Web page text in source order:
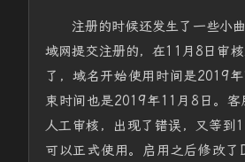
注册的时候还发生了一些小
域网提交注册的，在11月8日审
了，域名开始使用时间是2019
束时间也是2019年11月8日。客
人工审核，出现了错误，又等到
可以正式使用。启用之后修改了